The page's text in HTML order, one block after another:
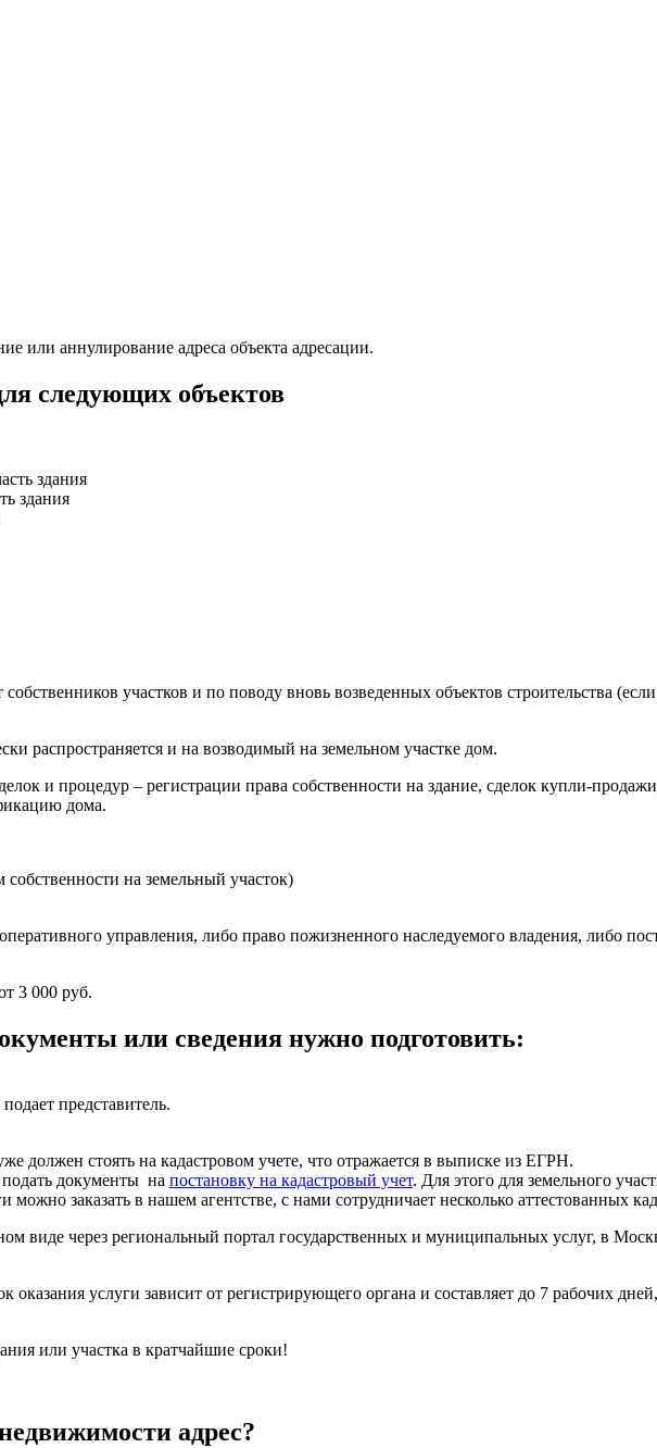
или аннулирование адреса объекта адресации.
следующих объектов
здания
участков и по поводу вновь возведенных объектов строительства
распространяется и на возводимый на земельном участке дом.
и процедур – регистрации права собственности на здание, сделок купли-
дома.
на земельный участок)
управления, либо право пожизненного наследуемого владения, либо
3 000 руб.
или сведения нужно подготовить:
представитель.
должен стоять на кадастровом учете, что отражается в выписке из ЕГРН.
подать документы на постановку на кадастровый учет. Для этого для земельного
можно заказать в нашем агентстве, с нами сотрудничает несколько аттестованных
виде через региональный портал государственных и муниципальных услуг, в
оказания услуги зависит от регистрирующего органа и составляет до 7 рабочих
или участка в кратчайшие сроки!
адрес?